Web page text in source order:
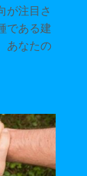
が注目さ
である建
あなたの